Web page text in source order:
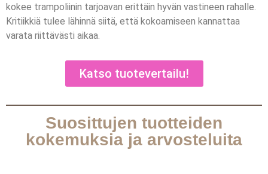
kokee trampoliinin tarjoavan erittäin hyvän vastineen rahalle.
Kritiikkiä tulee lähinnä siitä, että kokoamiseen kannattaa
varata riittävästi aikaa.
Katso tuotevertailu!
Suosittujen tuotteiden
kokemuksia ja arvosteluita